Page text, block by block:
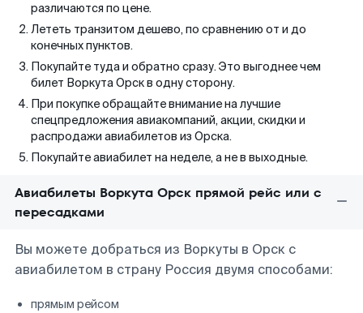
различаются по цене.
Лететь транзитом дешево, по сравнению от и до
конечных пунктов.
Покупайте туда и обратно сразу. Это выгоднее чем
билет Воркута Орск в одну сторону.
При покупке обращайте внимание на лучшие
спецпредложения авиакомпаний, акции, скидки и
распродажи авиабилетов из Орска.
Покупайте авиабилет на неделе, а не в выходные.
Авиабилеты Воркута Орск прямой рейс или с
пересадками
Вы можете добраться из Воркуты в Орск с
авиабилетом в страну Россия двумя способами:
прямым рейсом